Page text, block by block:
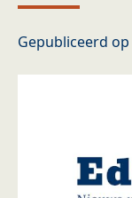
Gepubliceerd op